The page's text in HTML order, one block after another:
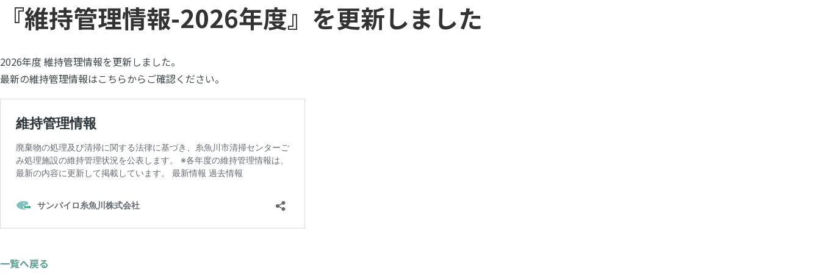
『維持管理情報-2026年度』を更新しました
2026年度 維持管理情報を更新しました。
最新の維持管理情報はこちらからご確認ください。
一覧へ戻る